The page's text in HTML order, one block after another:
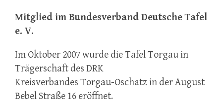
Mitglied im Bundesverband Deutsche Tafel
e. V.
Im Oktober 2007 wurde die Tafel Torgau in
Trägerschaft des DRK
Kreisverbandes Torgau-Oschatz in der August
Bebel Straße 16 eröffnet.